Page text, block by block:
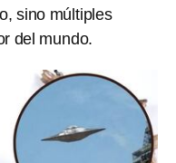
sino múltiples
del mundo.